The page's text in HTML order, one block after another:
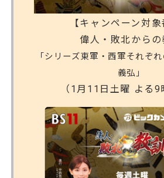
【キャンペーン対象
偉人・敗北からの
「シリーズ東軍・西軍それぞ
義弘」
（1月11日土曜 よる9